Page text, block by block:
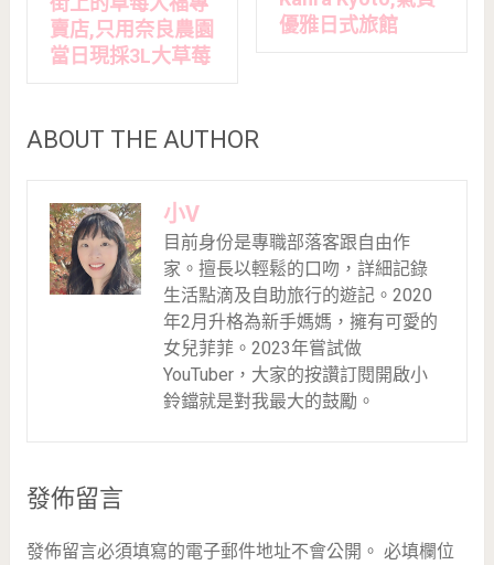
賣店,只用奈良農園
當日現採3L大草莓
優雅日式旅館
ABOUT THE AUTHOR
小V
目前身份是專職部落客跟自由作
家。擅長以輕鬆的口吻，詳細記錄
生活點滴及自助旅行的遊記。2020
年2月升格為新手媽媽，擁有可愛的
女兒菲菲。2023年嘗試做
YouTuber，大家的按讚訂閱開啟小
鈴鐺就是對我最大的鼓勵。
發佈留言
發佈留言必須填寫的電子郵件地址不會公開。 必填欄位